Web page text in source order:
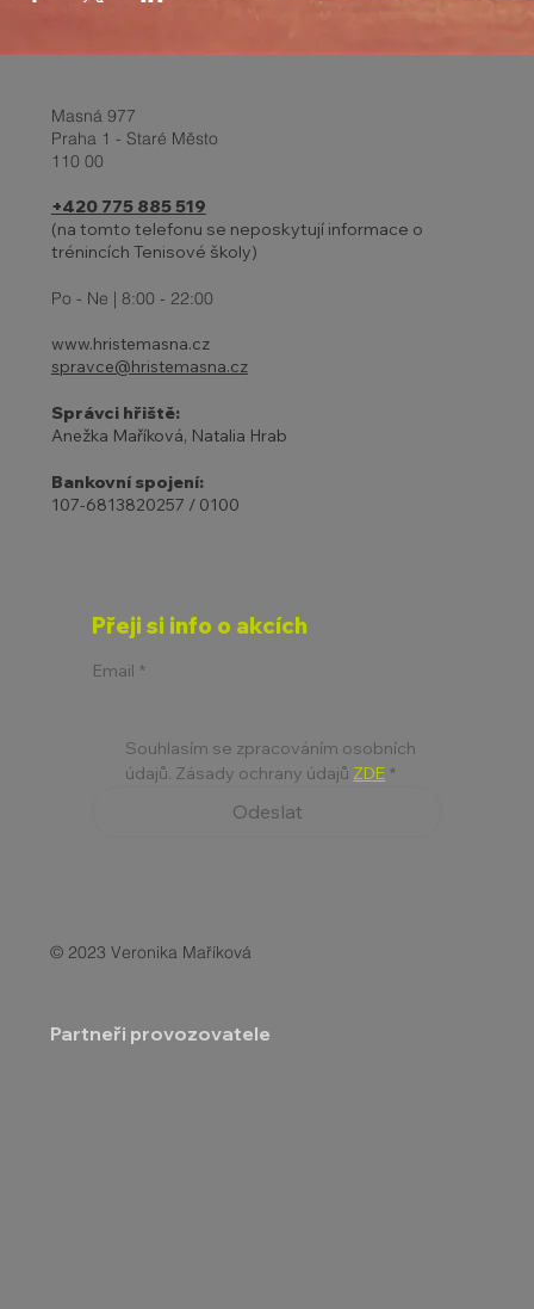
Masná 977
Praha 1 - Staré Město
110 00
+420 775 885 519
(na tomto telefonu se neposkytují informace o
trénincích Tenisové školy)
Po - Ne | 8:00 - 22:00
www.hristemasna.cz
spravce@hristemasna.cz
Správci hřiště:
Anežka Maříková, Natalia Hrab
Bankovní spojení:
107-6813820257 / 0100
Přeji si info o akcích
Email *
Souhlasím se zpracováním osobních
údajů. Zásady ochrany údajů ZDE *
Odeslat
© 2023 Veronika Maříková
Partneři provozovatele